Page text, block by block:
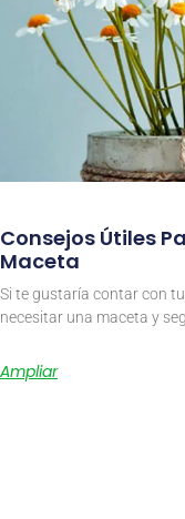
Consejos Útiles
Maceta
Si te gustaría contar con
necesitar una maceta y
Ampliar